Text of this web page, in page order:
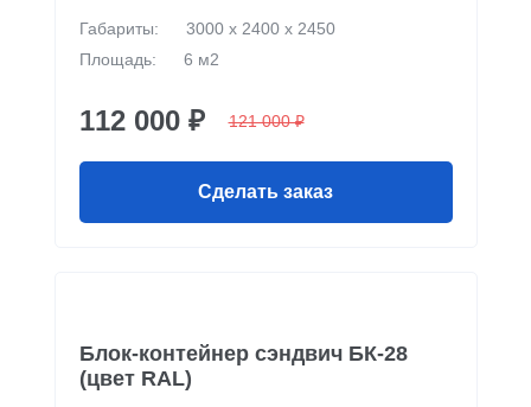
Габариты:
3000 х 2400 х 2450
Площадь:
6 м2
112 000 ₽ 121 000 ₽
Сделать заказ
Блок-контейнер сэндвич БК-28
(цвет RAL)